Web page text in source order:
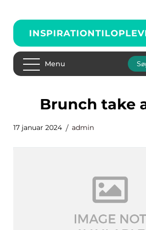
Menu
brunch take
17 januar 2024 admin